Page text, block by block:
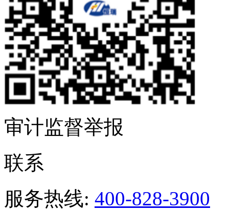
审计监督举报
联系
服务热线: 400-828-3900